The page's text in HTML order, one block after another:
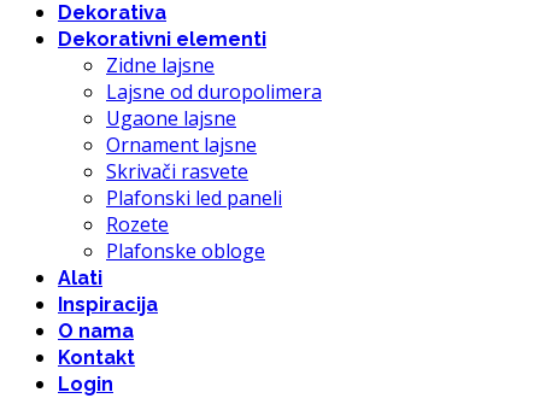
Dekorativa
Dekorativni elementi
Zidne lajsne
Lajsne od duropolimera
Ugaone lajsne
Ornament lajsne
Skrivači rasvete
Plafonski led paneli
Rozete
Plafonske obloge
Alati
Inspiracija
O nama
Kontakt
Login